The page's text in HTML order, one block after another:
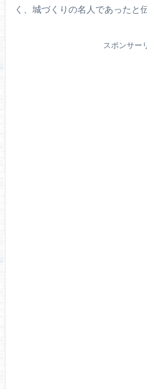
く、城づくりの名人であったと
スポンサー